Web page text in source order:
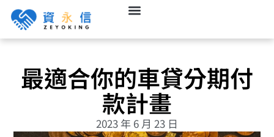
最適合你的車貸分期付
款計畫
2023 年 6 月 23 日